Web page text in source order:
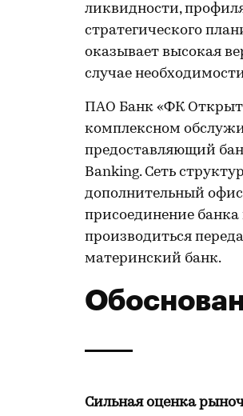
ликвидности,
стратегического
оказывает высокая
случае
ПАО Банк «ФК
комплексном
предоставляющий
Banking. Сеть
дополнительный офис
присоединение банка
производиться
материнский банк.
Сильная оценка